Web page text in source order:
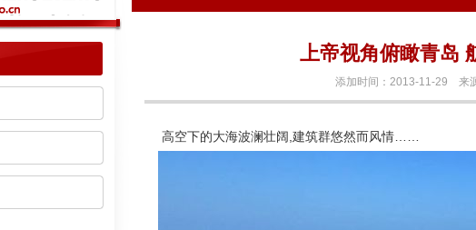
上帝视角俯瞰青岛
添加时间：2013-11-29 来
高空下的大海波澜壮阔,建筑群悠然而风情……